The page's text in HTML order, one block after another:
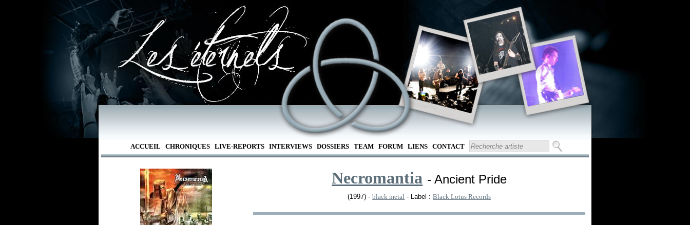
ACCUEIL CHRONIQUES LIVE-REPORTS INTERVIEWS DOSSIERS TEAM FORUM LIENS CONTACT
Necromantia - Ancient Pride
(1997) -black metal - Label :Black Lotus Records